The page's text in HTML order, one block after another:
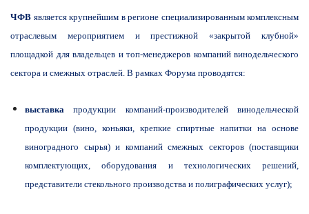
ЧФВ является крупнейшим в регионе специализированным комплексным
отраслевым мероприятием и престижной «закрытой клубной»
площадкой для владельцев и топ-менеджеров компаний винодельческого
сектора и смежных отраслей. В рамках Форума проводятся:
выставкапродукции компаний-производителей винодельческой
продукции (вино, коньяки, крепкие спиртные напитки на основе
виноградного сырья) и компаний смежных секторов (поставщики
комплектующих, оборудования и технологических решений,
представители стекольного производства и полиграфических услуг);